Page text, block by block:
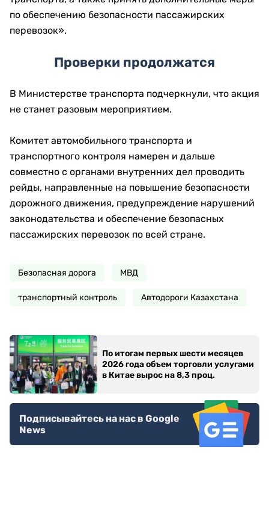
по обеспечению безопасности пассажирских
перевозок».
Проверки продолжатся
В Министерстве транспорта подчеркнули, что акция
не станет разовым мероприятием.
Комитет автомобильного транспорта и
транспортного контроля намерен и дальше
совместно с органами внутренних дел проводить
рейды, направленные на повышение безопасности
дорожного движения, предупреждение нарушений
законодательства и обеспечение безопасных
пассажирских перевозок по всей стране.
Безопасная дорога МВД
транспортный контроль Автодороги Казахстана
По итогам первых шести месяцев
2026 года объем торговли услугами
в Китае вырос на 8,3 проц.
Подписывайтесь на нас в Google
News